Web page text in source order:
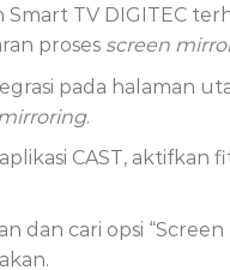
TV DIGITEC
proses screen
pada halaman
.
CAST, aktifkan
cari opsi “Screen